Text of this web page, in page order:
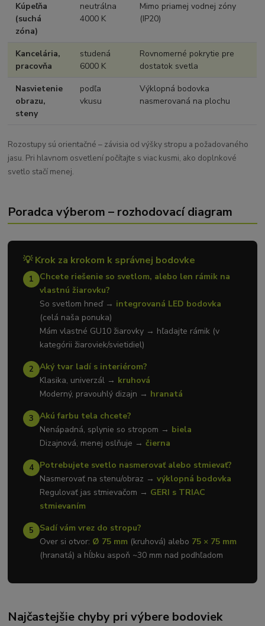
Kúpeľňa
(suchá
zóna)
neutrálna
4000 K
Mimo priamej vodnej zóny
(IP20)
Kancelária,
pracovňa
studená
6000 K
Rovnomerné pokrytie pre
dostatok svetla
Nasvietenie
obrazu,
steny
podľa
vkusu
Výklopná bodovka
nasmerovaná na plochu
Rozostupy sú orientačné – závisia od výšky stropu a požadovaného
jasu. Pri hlavnom osvetlení počítajte s viac kusmi, ako doplnkové
svetlo stačí menej.
Poradca výberom – rozhodovací diagram
💡 Krok za krokom k správnej bodovke
1
Chcete riešenie so svetlom, alebo len rámik na
vlastnú žiarovku?
So svetlom hneď → integrovaná LED bodovka
(celá naša ponuka)
Mám vlastné GU10 žiarovky → hľadajte rámik (v
kategórii žiaroviek/svietidiel)
2
Aký tvar ladí s interiérom?
Klasika, univerzál → kruhová
Moderný, pravouhlý dizajn → hranatá
3
Akú farbu tela chcete?
Nenápadná, splynie so stropom → biela
Dizajnová, menej oslňuje →čierna
4
Potrebujete svetlo nasmerovať alebo stmievať?
Nasmerovať na stenu/obraz →výklopná bodovka
Regulovať jas stmievačom → GERI s TRIAC
stmievaním
5
Sadí vám vrez do stropu?
Over si otvor: Ø 75 mm (kruhová) alebo 75 × 75 mm
(hranatá) a hĺbku aspoň ~30 mm nad podhľadom
Najčastejšie chyby pri výbere bodoviek